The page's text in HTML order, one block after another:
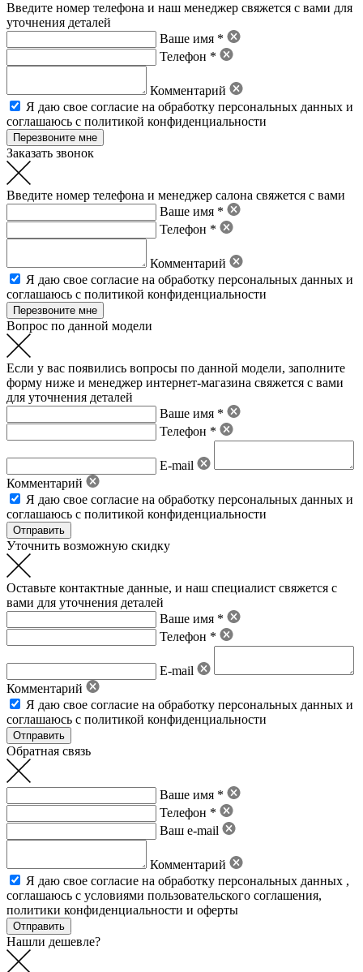
Введите номер телефона и наш менеджер свяжется с вами для
уточнения деталей
Ваше имя *
Телефон *
Комментарий
Я даю свое согласие на обработку персональных данных и
соглашаюсь с политикой конфиденциальности
Заказать звонок
Введите номер телефона и менеджер салона свяжется с вами
Ваше имя *
Телефон *
Комментарий
Я даю свое согласие на обработку персональных данных и
соглашаюсь с политикой конфиденциальности
Вопрос по данной модели
Если у вас появились вопросы по данной модели, заполните
форму ниже и менеджер интернет-магазина свяжется с вами
для уточнения деталей
Ваше имя *
Телефон *
E-mail
Комментарий
Я даю свое согласие на обработку персональных данных и
соглашаюсь с политикой конфиденциальности
Уточнить возможную скидку
Оставьте контактные данные, и наш специалист свяжется с
вами для уточнения деталей
Ваше имя *
Телефон *
E-mail
Комментарий
Я даю свое согласие на обработку персональных данных и
соглашаюсь с политикой конфиденциальности
Обратная связь
Ваше имя *
Телефон *
Ваш e-mail
Комментарий
Я даю свое согласие на обработку персональных данных ,
соглашаюсь с условиями пользовательского соглашения,
политики конфиденциальности и оферты
Нашли дешевле?